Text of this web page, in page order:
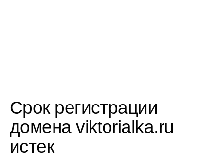
Срок регистрации
домена viktorialka.ru
истек